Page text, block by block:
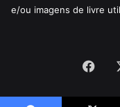
e/ou imagens de livre